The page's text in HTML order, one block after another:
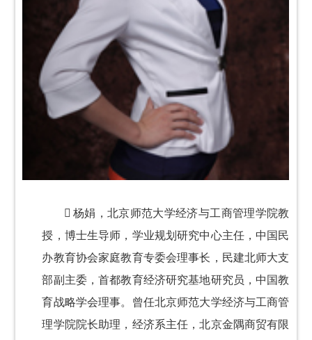
 杨娟，北京师范大学经济与工商管理学院教
授，博士生导师，学业规划研究中心主任，中国民
办教育协会家庭教育专委会理事长， 民建北师大支
部副主委，首都教育经济研究基地研究员，中国教
育战略学会理事。曾任北京师范大学经济与工商管
理学院院长助理，经济系主任，北京金隅商贸有限